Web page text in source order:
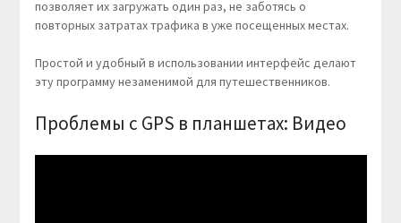
позволяет их загружать один раз, не заботясь о
повторных затратах трафика в уже посещенных местах.
Простой и удобный в использовании интерфейс делают
эту программу незаменимой для путешественников.
Проблемы с GPS в планшетах: Видео